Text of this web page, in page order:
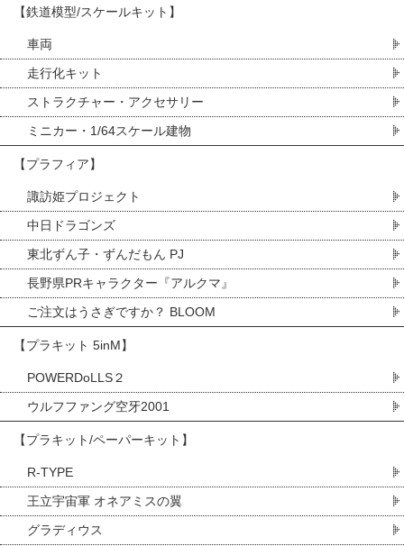
【鉄道模型/スケールキット】
車両
走行化キット
ストラクチャー・アクセサリー
ミニカー・1/64スケール建物
【プラフィア】
諏訪姫プロジェクト
中日ドラゴンズ
東北ずん子・ずんだもん PJ
長野県PRキャラクター『アルクマ』
ご注文はうさぎですか？ BLOOM
【プラキット 5inM】
POWERDoLLS２
ウルフファング空牙2001
【プラキット/ペーパーキット】
R-TYPE
王立宇宙軍 オネアミスの翼
グラディウス